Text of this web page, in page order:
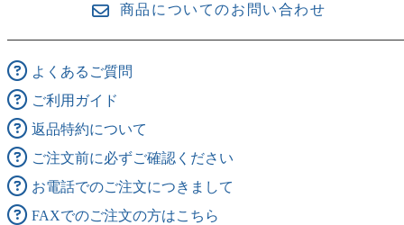
商品についてのお問い合わせ
よくあるご質問
ご利用ガイド
返品特約について
ご注文前に必ずご確認ください
お電話でのご注文につきまして
FAXでのご注文の方はこちら